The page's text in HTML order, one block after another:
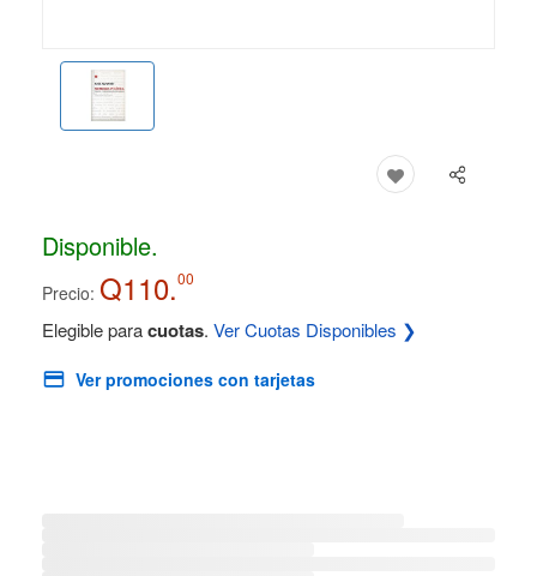
Disponible.
Precio: Q110.00
Elegible paracuotas. Ver Cuotas Disponibles ❯
Ver promociones con tarjetas